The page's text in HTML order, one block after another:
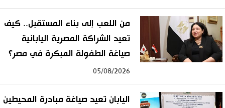
من اللعب إلى بناء المستقبل.. كيف
تعيد الشراكة المصرية اليابانية
صياغة الطفولة المبكرة في مصر؟
05/08/2026
اليابان تعيد صياغة مبادرة المحيطين